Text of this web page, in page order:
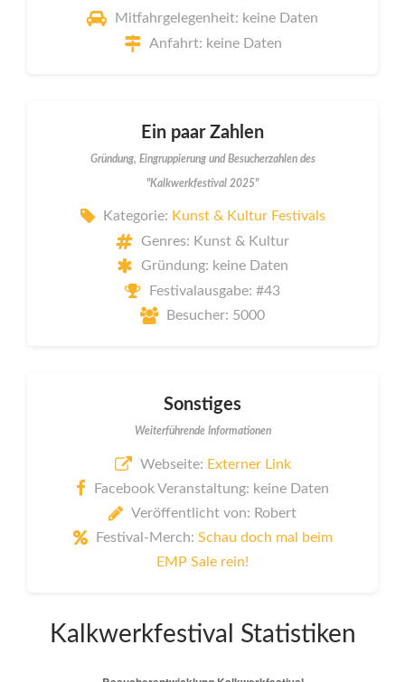
Mitfahrgelegenheit: keine Daten
Anfahrt: keine Daten
Ein paar Zahlen
Gründung, Eingruppierung und Besucherzahlen des
"Kalkwerkfestival 2025"
Kategorie: Kunst & Kultur Festivals
Genres: Kunst & Kultur
Gründung: keine Daten
Festivalausgabe: #43
Besucher: 5000
Sonstiges
Weiterführende Informationen
Webseite: Externer Link
Facebook Veranstaltung: keine Daten
Veröffentlicht von: Robert
Festival-Merch: Schau doch mal beim
EMP Sale rein!
Kalkwerkfestival Statistiken